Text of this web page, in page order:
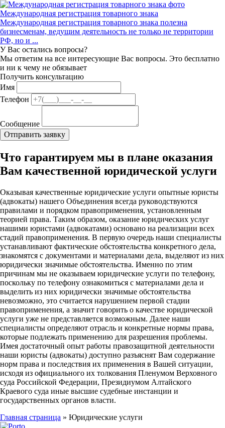
Международная регистрация товарного знака
Международная регистрация товарного знака полезна
бизнесменам, ведущим деятельность не только не территории
РФ, но и ...
У Вас остались вопросы?
Мы ответим на все интересующие Вас вопросы. Это бесплатно
и ни к чему не обязывает
Получить консультацию
Имя
Телефон
Сообщение
Что гарантируем мы в плане оказания
Вам качественной юридической услуги
Оказывая качественные юридические услуги опытные юристы
(адвокаты) нашего Объединения всегда руководствуются
правилами и порядком правоприменения, установленным
теорией права. Таким образом, оказание юридических услуг
нашими юристами (адвокатами) основано на реализации всех
стадий правоприменения. В первую очередь наши специалисты
устанавливают фактические обстоятельства конкретного дела,
знакомятся с документами и материалами дела, выделяют из них
юридически значимые обстоятельства. Именно по этим
причинам мы не оказываем юридические услуги по телефону,
поскольку по телефону ознакомиться с материалами дела и
выделить из них юридически значимые обстоятельства
невозможно, это считается нарушением первой стадии
правоприменения, а значит говорить о качестве юридической
услуги уже не представляется возможным. Далее наши
специалисты определяют отрасль и конкретные нормы права,
которые подлежать применению для разрешения проблемы.
Имея достаточный опыт работы правозащитной деятельности
наши юристы (адвокаты) доступно разъяснят Вам содержание
норм права и последствия их применения в Вашей ситуации,
исходя из официального их толкования Пленумом Верховного
суда Российской Федерации, Президиумом Алтайского
Краевого суда иные высшие судебные инстанции и
государственных органов власти.
Главная страница » Юридические услуги